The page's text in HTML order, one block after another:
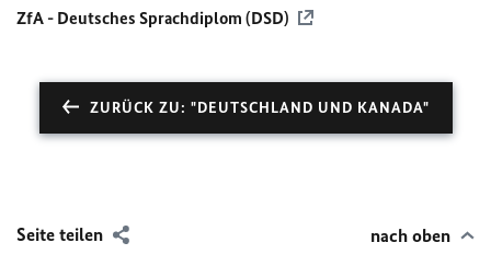
ZfA - Deutsches Sprachdiplom (DSD)
ZURÜCK ZU: "DEUTSCHLAND UND KANADA"
Seite teilen nach oben